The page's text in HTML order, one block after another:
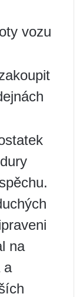
vozu
na
a